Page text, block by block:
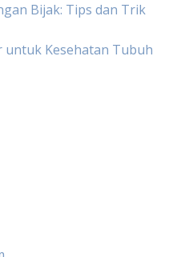
Bijak: Tips dan Trik
Kesehatan Tubuh